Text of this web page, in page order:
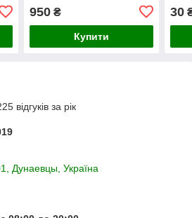
Польща
950₴
Купити
30
відгуків за рік
Дунаевцы, Україна